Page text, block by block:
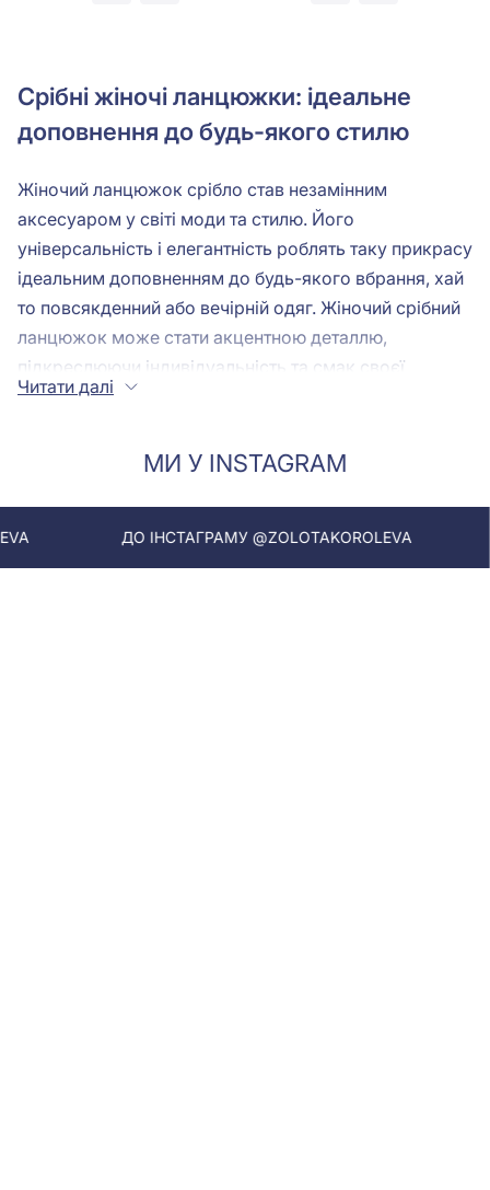
Срібні жіночі ланцюжки: ідеальне
доповнення до будь-якого стилю
Жіночий ланцюжок срібло став незамінним
аксесуаром у світі моди та стилю. Його
універсальність і елегантність роблять таку прикрасу
ідеальним доповненням до будь-якого вбрання, хай
то повсякденний або вечірній одяг. Жіночий срібний
ланцюжок може стати акцентною деталлю,
підкреслюючи індивідуальність та смак своєї
власниці.Срібні підвіски
жінка вибере вироби на індивідуальний смак.
Читати далі
МИ У INSTAGRAM
ДО ІНСТАГРАМУ @ZOLOTAKOROLEVA ДО